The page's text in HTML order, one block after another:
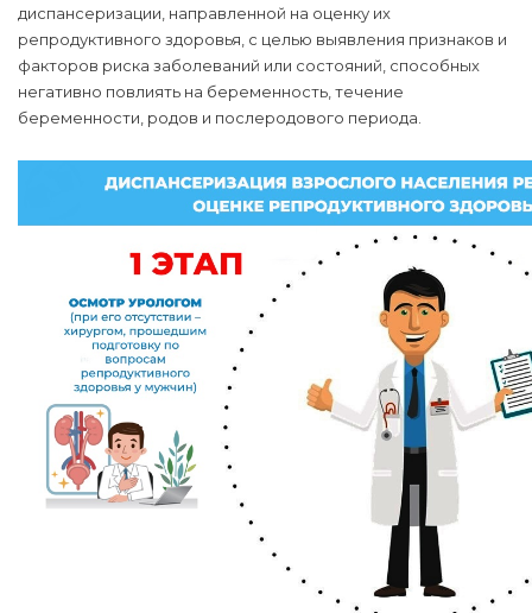
диспансеризации, направленной на оценку их
репродуктивного здоровья, с целью выявления признаков и
факторов риска заболеваний или состояний, способных
негативно повлиять на беременность, течение
беременности, родов и послеродового периода.